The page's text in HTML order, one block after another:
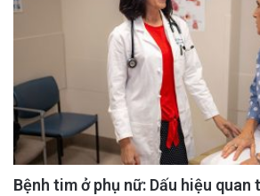
Bệnh tim ở phụ nữ: Dấu hiệu quan